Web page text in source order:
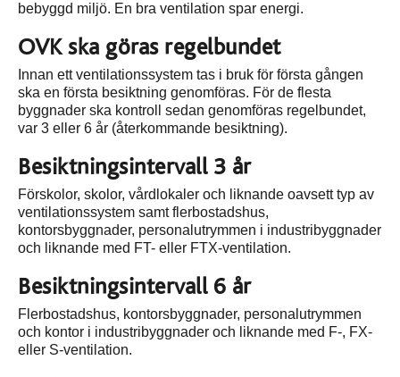
bebyggd miljö. En bra ventilation spar energi.
OVK ska göras regelbundet
Innan ett ventilationssystem tas i bruk för första gången
ska en första besiktning genomföras. För de flesta
byggnader ska kontroll sedan genomföras regelbundet,
var 3 eller 6 år (återkommande besiktning).
Besiktningsintervall 3 år
Förskolor, skolor, vårdlokaler och liknande oavsett typ av
ventilationssystem samt flerbostadshus,
kontorsbyggnader, personalutrymmen i industribyggnader
och liknande med FT- eller FTX-ventilation.
Besiktningsintervall 6 år
Flerbostadshus, kontorsbyggnader, personalutrymmen
och kontor i industribyggnader och liknande med F-, FX-
eller S-ventilation.